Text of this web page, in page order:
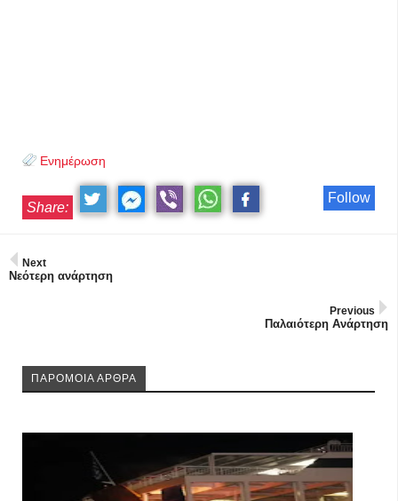
Ενημέρωση
Follow
Share:
Next
Νεότερη ανάρτηση
Previous
Παλαιότερη Ανάρτηση
ΠΑΡΟΜΟΙΑ ΑΡΘΡΑ